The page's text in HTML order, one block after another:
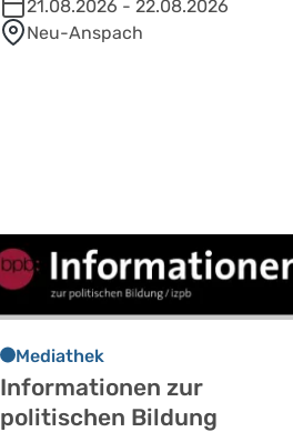
21.08.2026 - 22.08.2026
Neu-Anspach
Mediathek
Informationen zur
politischen Bildung